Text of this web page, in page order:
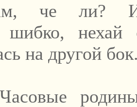
че ли?
шибко,
на другой